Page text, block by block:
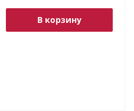
В корзину